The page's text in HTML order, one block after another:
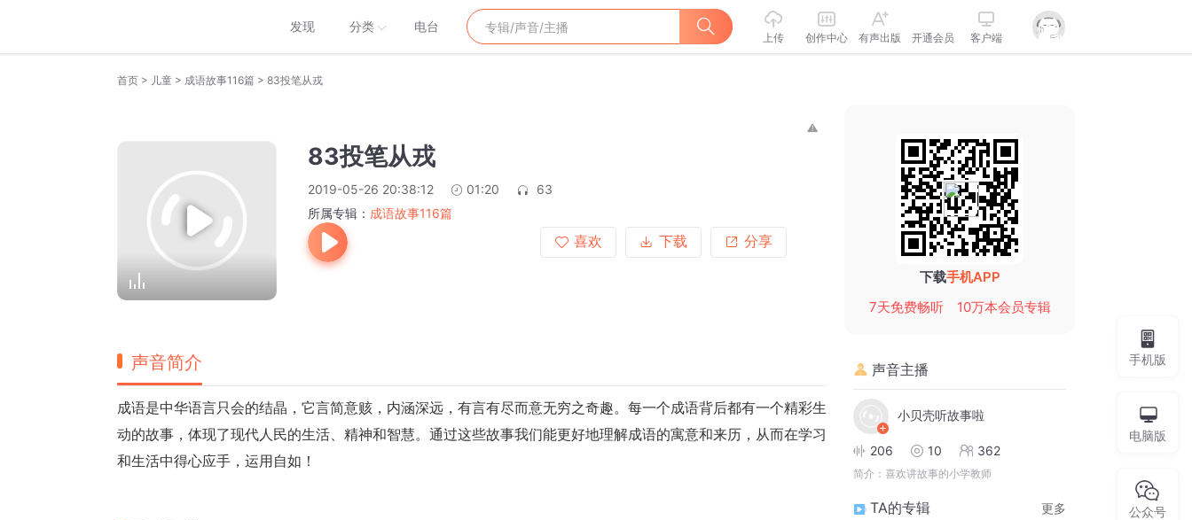
发现 分类 电台
上传 创作中心 有声出版 开通会员 客户端
首页 > 儿童 > 成语故事116篇 > 83投笔从戎
83投笔从戎
2019-05-26 20:38:12 01:20
63
所属专辑： 成语故事116篇
喜欢
下载 分享
声音简介
成语是中华语言只会的结晶，它言简意赅，内涵深远，有言有尽而意无穷之奇趣。每一个成语背后都有一个精彩生
动的故事，体现了现代人民的生活、精神和智慧。通过这些故事我们能更好地理解成语的寓意和来历，从而在学习
和生活中得心应手，运用自如！
下载手机APP
7天免费畅听
10万本会员专辑
声音主播
小贝壳听故事啦
206 10 362
简介： 喜欢讲故事的小学教师
TA的专辑 更多
手机版
电脑版
公众号